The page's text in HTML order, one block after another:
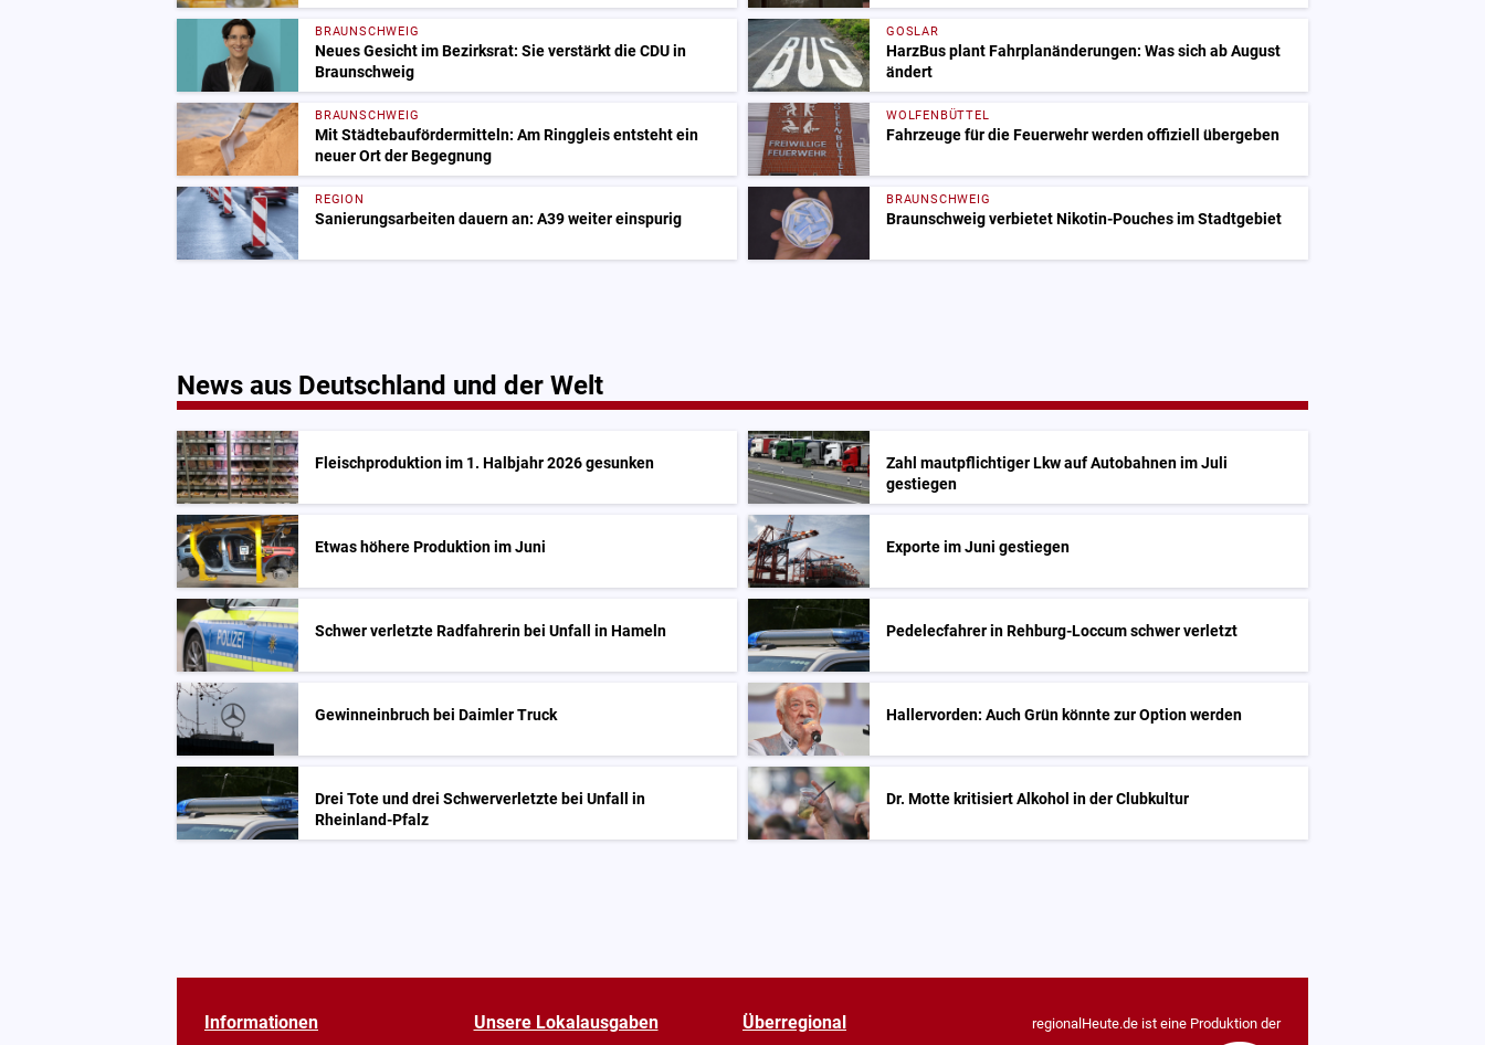
BRAUNSCHWEIG
Neues Gesicht im Bezirksrat: Sie verstärkt die CDU in
Braunschweig
GOSLAR
HarzBus plant Fahrplanänderungen: Was sich ab August
ändert
BRAUNSCHWEIG
Mit Städtebaufördermitteln: Am Ringgleis entsteht ein
neuer Ort der Begegnung
WOLFENBÜTTEL
Fahrzeuge für die Feuerwehr werden offiziell übergeben
REGION
Sanierungsarbeiten dauern an: A39 weiter einspurig
BRAUNSCHWEIG
Braunschweig verbietet Nikotin-Pouches im Stadtgebiet
News aus Deutschland und der Welt
Fleischproduktion im 1. Halbjahr 2026 gesunken
Zahl mautpflichtiger Lkw auf Autobahnen im Juli
gestiegen
Etwas höhere Produktion im Juni Exporte im Juni gestiegen
Schwer verletzte Radfahrerin bei Unfall in Hameln Pedelecfahrer in Rehburg-Loccum schwer verletzt
Gewinneinbruch bei Daimler Truck Hallervorden: Auch Grün könnte zur Option werden
Drei Tote und drei Schwerverletzte bei Unfall in
Rheinland-Pfalz
Dr. Motte kritisiert Alkohol in der Clubkultur
Informationen Unsere Lokalausgaben Überregional regionalHeute.de ist eine Produktion der